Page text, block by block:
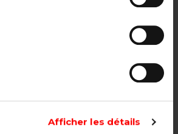
Afficher les détails
pensionné, en